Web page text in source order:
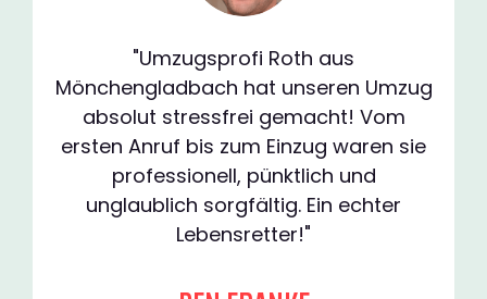
"Umzugsprofi Roth aus
Mönchengladbach hat unseren Umzug
absolut stressfrei gemacht! Vom
ersten Anruf bis zum Einzug waren sie
professionell, pünktlich und
unglaublich sorgfältig. Ein echter
Lebensretter!"